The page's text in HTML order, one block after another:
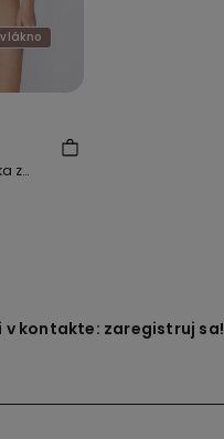
z
v kontakte: zaregistruj sa!